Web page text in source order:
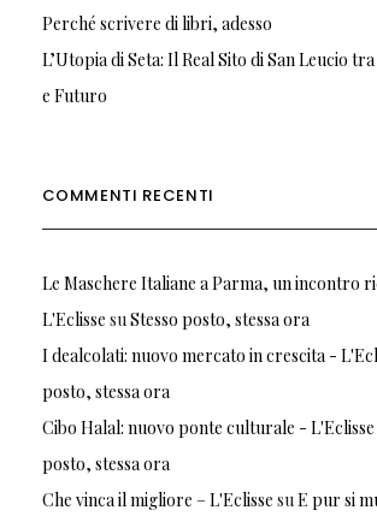
Perché scrivere di libri, adesso
L’Utopia di Seta: Il Real Sito di San Leucio
e Futuro
COMMENTI RECENTI
Le Maschere Italiane a Parma, un incontro
L'Eclisse su Stesso posto, stessa ora
I dealcolati: nuovo mercato in crescita -
posto, stessa ora
Cibo Halal: nuovo ponte culturale - L'Eclisse
posto, stessa ora
Che vinca il migliore – L'Eclisse su E pur si